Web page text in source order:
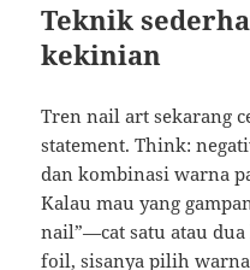
Teknik
kekinian
Tren nail art sekarang
statement. Think:
dan kombinasi warna
Kalau mau yang
nail”—cat satu atau
foil, sisanya pilih